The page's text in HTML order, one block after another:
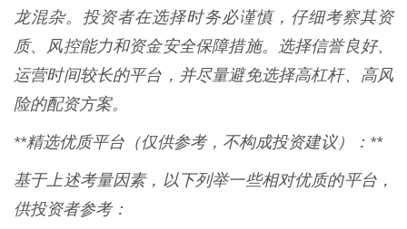
龙混杂。投资者在选择时务必谨慎，仔细考察其资
质、风控能力和资金安全保障措施。选择信誉良好、
运营时间较长的平台，并尽量避免选择高杠杆、高风
险的配资方案。
**精选优质平台（仅供参考，不构成投资建议）：**
基于上述考量因素，以下列举一些相对优质的平台，
供投资者参考：